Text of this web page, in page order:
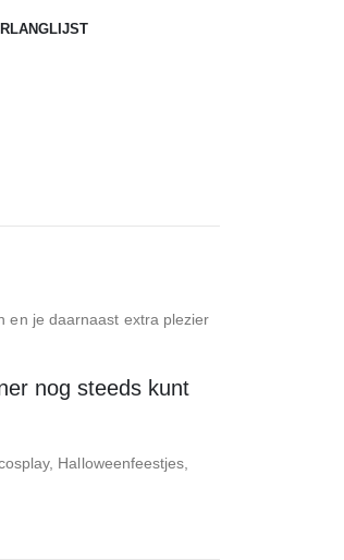
en je daarnaast extra plezier
nog steeds kunt
Halloweenfeestjes,